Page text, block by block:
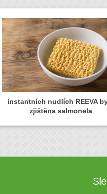
instantních nudlích REEVA
zjištěna salmonela